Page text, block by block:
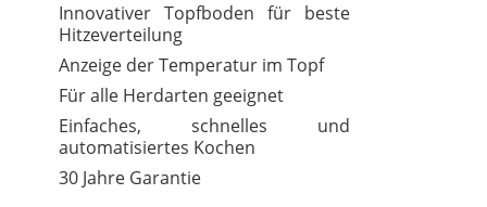
Innovativer Topfboden für beste
Hitzeverteilung
Anzeige der Temperatur im Topf
Für alle Herdarten geeignet
Einfaches, schnelles und
automatisiertes Kochen
30 Jahre Garantie